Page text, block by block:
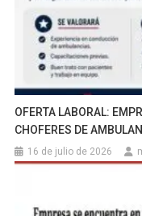
OFERTA LABORAL:
CHOFERES DE
16 de julio de 2026